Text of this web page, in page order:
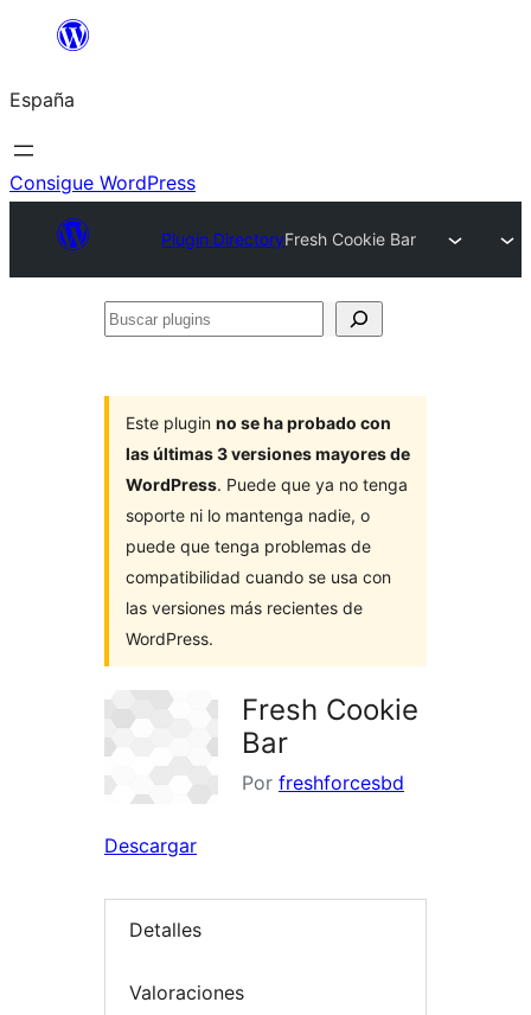
Saltar
contenido
España
Consigue WordPress
Plugin DirectoryFresh Cookie Bar
Buscar
Este plugin no se ha probado con
las últimas 3 versiones mayores de
WordPress. Puede que ya no tenga
soporte ni lo mantenga nadie, o
puede que tenga problemas de
compatibilidad cuando se usa con
las versiones más recientes de
WordPress.
Fresh Cookie
Bar
Por freshforcesbd
Descargar
Detalles
Valoraciones